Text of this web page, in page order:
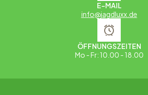
E-MAIL
info@jagdluxx.de
ÖFFNUNGSZEITEN
Mo - Fr: 10.00 - 18.00